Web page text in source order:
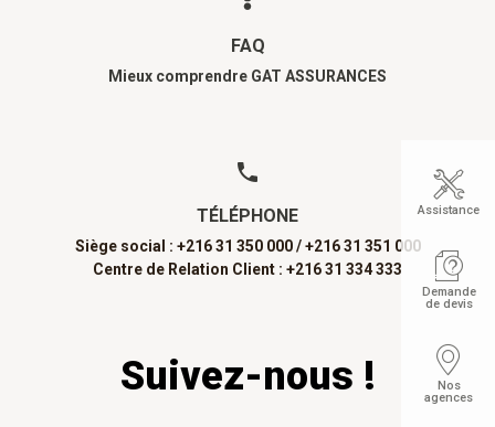
FAQ
Mieux comprendre GAT ASSURANCES
TÉLÉPHONE
Siège social : +216 31 350 000 / +216 31 351 000
Centre de Relation Client : +216 31 334 333
Suivez-nous !
Assistance
Demande
de devis
Nos
agences